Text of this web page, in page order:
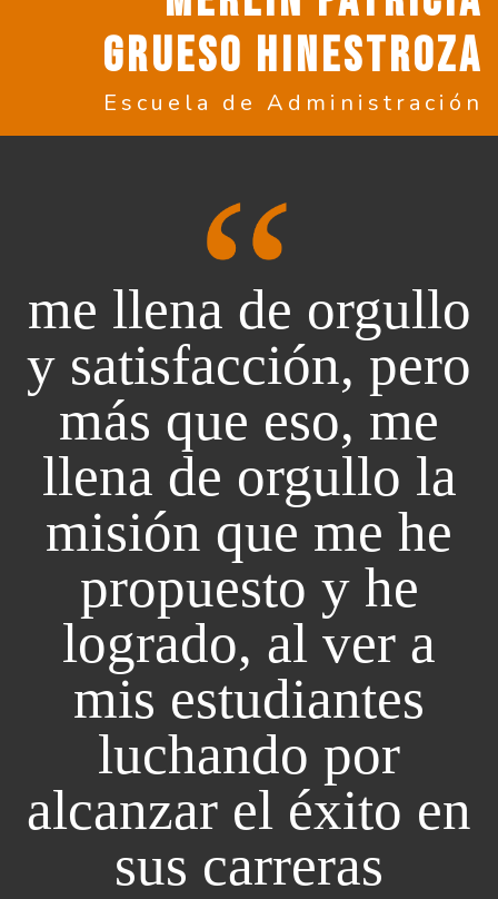
GRUESO HINESTROZA
Escuela de Administración
me llena de orgullo
y satisfacción, pero
más que eso, me
llena de orgullo la
misión que me he
propuesto y he
logrado, al ver a
mis estudiantes
luchando por
alcanzar el éxito en
sus carreras